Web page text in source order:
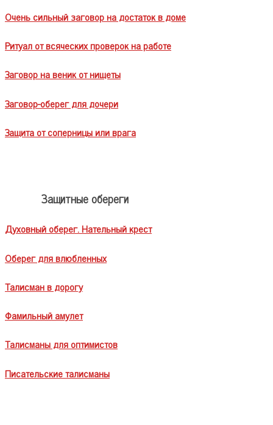
Очень сильный заговор на достаток в доме
Ритуал от всяческих проверок на работе
Заговор на веник от нищеты
Заговор-оберег для дочери
Защита от соперницы или врага
Защитные обереги
Духовный оберег. Нательный крест
Оберег для влюбленных
Талисман в дорогу
Фамильный амулет
Талисманы для оптимистов
Писательские талисманы